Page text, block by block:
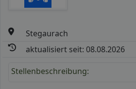
Stegaurach
aktualisiert seit: 08.08.2026
Stellenbeschreibung: